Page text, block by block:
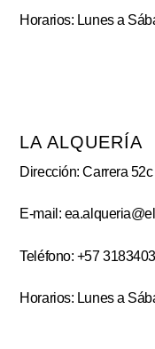
Horarios: Lunes a
LA ALQUERÍA
Dirección: Carrera
E-mail:
Teléfono: +57
Horarios: Lunes a